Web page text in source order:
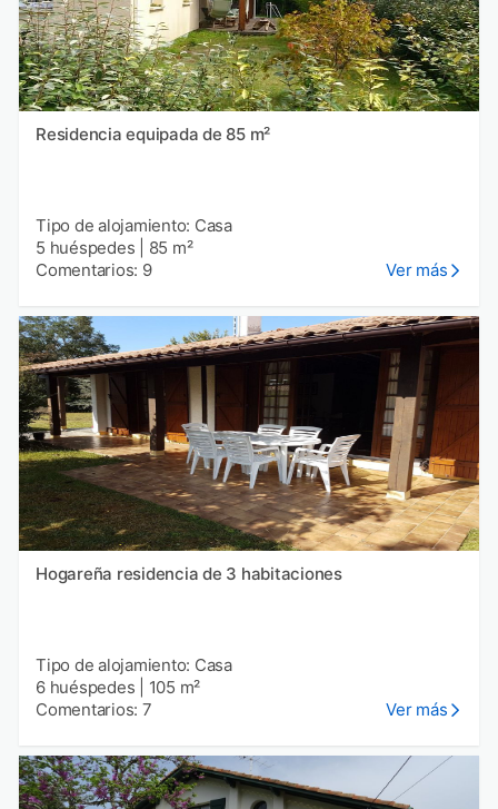
Residencia equipada de 85 m²
Tipo de alojamiento: Casa
5 huéspedes
85 m²
Comentarios: 9
Ver más
Hogareña residencia de 3 habitaciones
Tipo de alojamiento: Casa
6 huéspedes
105 m²
Comentarios: 7
Ver más